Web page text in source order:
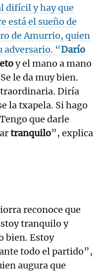
difícil y hay que
está el sueño de
de Amurrio, quien
adversario. “Darío
y el mano a mano
le da muy bien.
Diría
la txapela. Si hago
que darle
tranquilo”, explica
reconoce que
tranquilo y
bien. Estoy
todo el partido”,
augura que